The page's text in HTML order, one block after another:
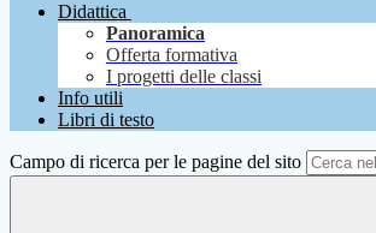
Didattica
Panoramica
Offerta formativa
I progetti delle classi
Info utili
Libri di testo
Campo di ricerca per le pagine del sito